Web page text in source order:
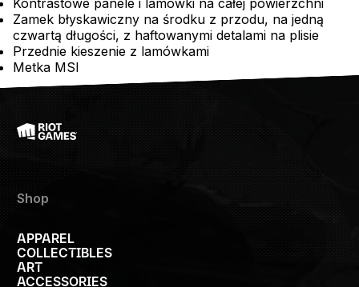
Zamek błyskawiczny na środku z przodu, na jedną
czwartą długości, z haftowanymi detalami na plisie
Przednie kieszenie z lamówkami
Metka MSI
Shop
APPAREL
COLLECTIBLES
ART
ACCESSORIES